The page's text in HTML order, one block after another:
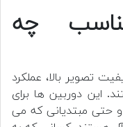
چه
تصویر بالا، عملکرد
این دوربین ها برای
و حتی مبتدیانی که می